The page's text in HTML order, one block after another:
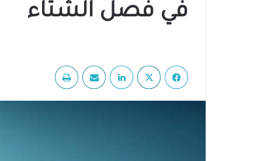
في فصل الشتاء
فيسبوك لينكدإن مشاركة عبر البريد